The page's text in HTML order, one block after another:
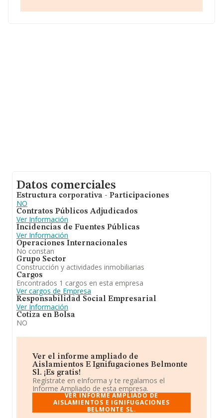
facturación asciende a 4.510 millones de euros y la
Datos comerciales
Estructura corporativa - Participaciones
NO
Contratos Públicos Adjudicados
Ver Información
Incidencias de Fuentes Públicas
Ver Información
Operaciones Internacionales
No constan
Grupo Sector
Construcción y actividades inmobiliarias
Cargos
Encontrados 1 cargos en esta empresa
Ver cargos de Empresa
Responsabilidad Social Empresarial
Ver Información
Cotiza en Bolsa
NO
Ver el informe ampliado de
Aislamientos E Ignifugaciones Belmonte
Sl. ¡Es gratis!
Regístrate en eInforma y te regalamos el
Informe Ampliado de esta empresa.
VER INFORME AMPLIADO DE
AISLAMIENTOS E IGNIFUGACIONES
BELMONTE SL.